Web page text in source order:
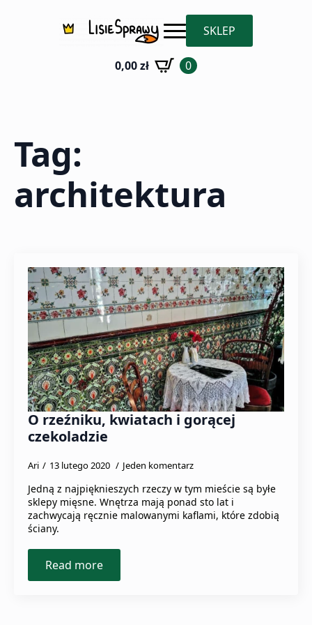
SKLEP
0,00zł 0
Tag:
architektura
O rzeźniku, kwiatach i gorącej
czekoladzie
Ari 13 lutego 2020 Jeden komentarz
Jedną z najpięknieszych rzeczy w tym mieście są byłe
sklepy mięsne. Wnętrza mają ponad sto lat i
zachwycają ręcznie malowanymi kaflami, które zdobią
ściany.
Read more